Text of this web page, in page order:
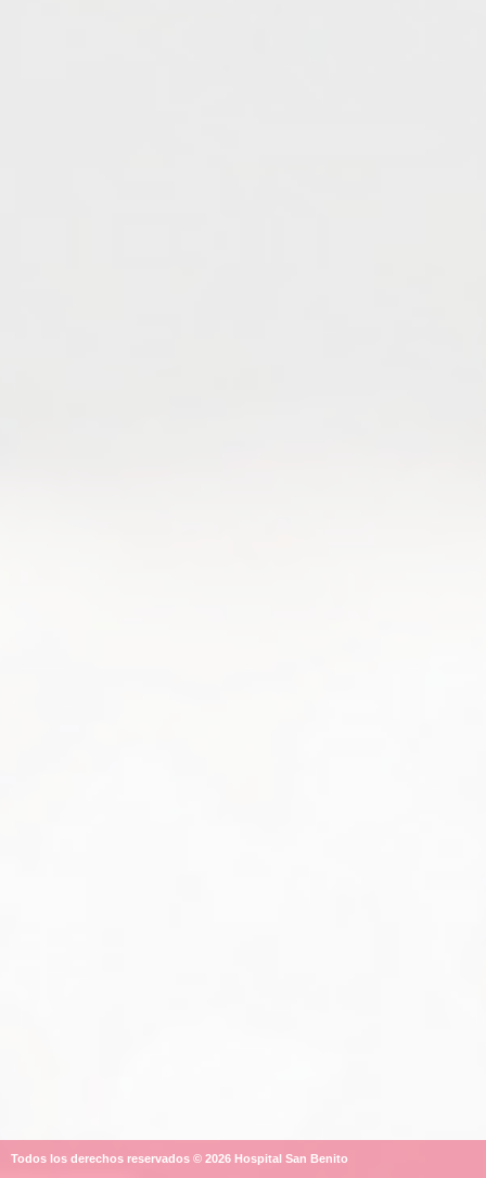
Todos los derechos reservados © 2026 Hospital San Benito